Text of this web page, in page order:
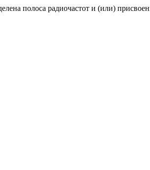
полоса радиочастот и (или)